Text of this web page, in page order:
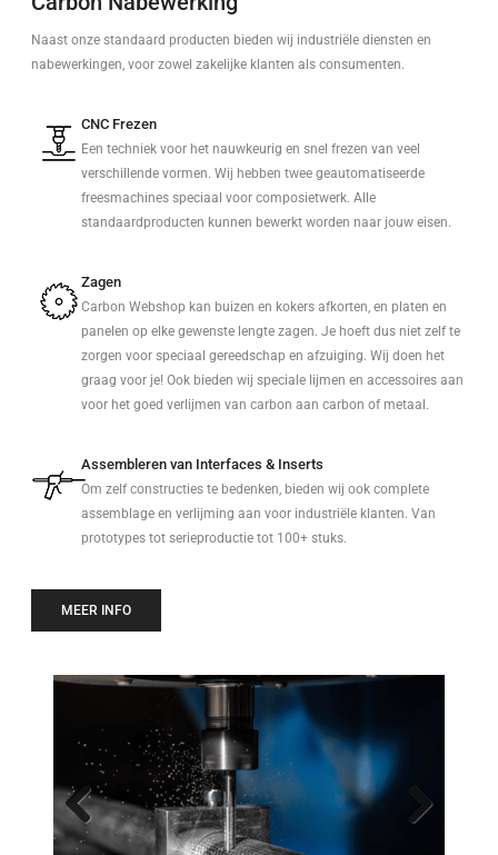
Naast onze standaard producten bieden wij industriële diensten en
nabewerkingen, voor zowel zakelijke klanten als consumenten.
CNC Frezen
Een techniek voor het nauwkeurig en snel frezen van veel
verschillende vormen. Wij hebben twee geautomatiseerde
freesmachines speciaal voor composietwerk. Alle
standaardproducten kunnen bewerkt worden naar jouw eisen.
Zagen
Carbon Webshop kan buizen en kokers afkorten, en platen en
panelen op elke gewenste lengte zagen. Je hoeft dus niet zelf te
zorgen voor speciaal gereedschap en afzuiging. Wij doen het
graag voor je! Ook bieden wij speciale lijmen en accessoires aan
voor het goed verlijmen van carbon aan carbon of metaal.
Assembleren van Interfaces & Inserts
Om zelf constructies te bedenken, bieden wij ook complete
assemblage en verlijming aan voor industriële klanten. Van
prototypes tot serieproductie tot 100+ stuks.
MEER INFO
Previo